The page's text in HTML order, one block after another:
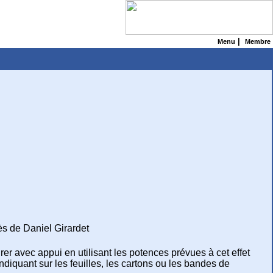
Menu Membre
de Daniel Girardet
avec appui en utilisant les potences prévues à cet effet
sur les feuilles, les cartons ou les bandes de